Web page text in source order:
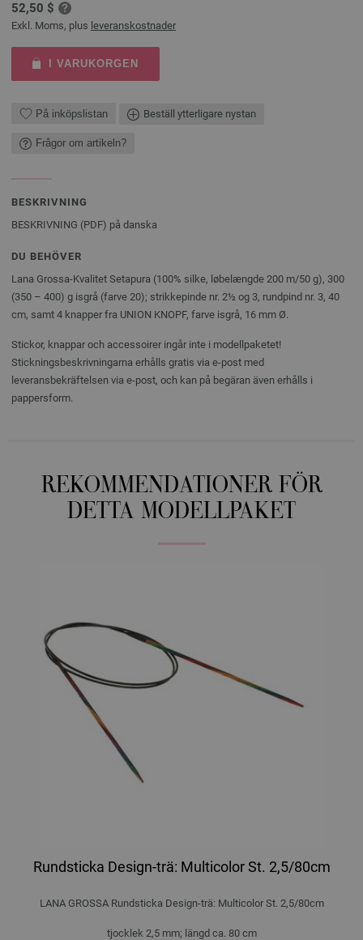
52,50 $
Exkl. Moms, plus leveranskostnader
I VARUKORGEN
På inköpslistan Beställ ytterligare nystan
Frågor om artikeln?
BESKRIVNING
BESKRIVNING (PDF) på danska
DU BEHÖVER
Lana Grossa-Kvalitet Setapura (100% silke, løbelængde 200 m/50 g), 300
(350 – 400) g isgrå (farve 20); strikkepinde nr. 2½ og 3, rundpind nr. 3, 40
cm, samt 4 knapper fra UNION KNOPF, farve isgrå, 16 mm Ø.
Stickor, knappar och accessoirer ingår inte i modellpaketet!
Stickningsbeskrivningarna erhålls gratis via e-post med
leveransbekräftelsen via e-post, och kan på begäran även erhålls i
pappersform.
REKOMMENDATIONER FÖR
DETTA MODELLPAKET
Rundsticka Design-trä: Multicolor St. 2,5/80cm
LANA GROSSA Rundsticka Design-trä: Multicolor St. 2,5/80cm
tjocklek 2,5 mm; längd ca. 80 cm